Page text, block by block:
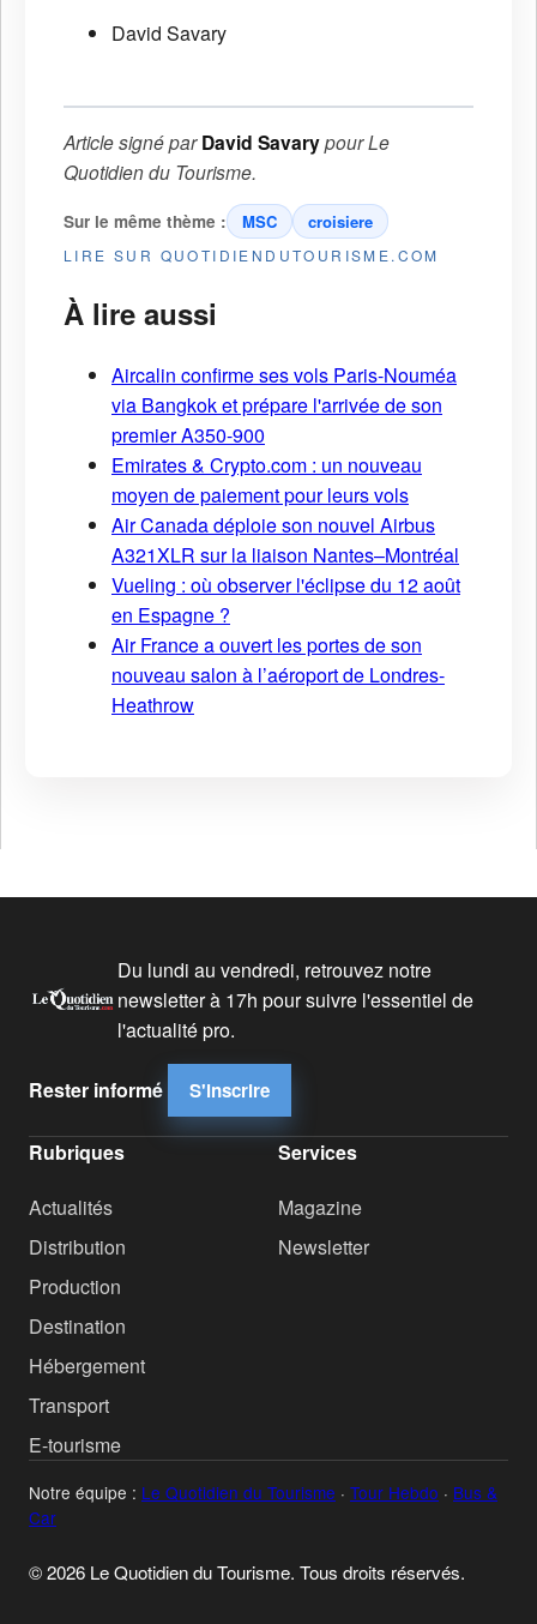
David Savary
Article signé parDavid SavarypourLe
Quotidien du Tourisme.
Sur le même thème : MSC croisiere
LIRE SUR QUOTIDIENDUTOURISME.COM
À lire aussi
Aircalin confirme ses vols Paris-Nouméa
via Bangkok et prépare l'arrivée de son
premier A350-900
Emirates & Crypto.com : un nouveau
moyen de paiement pour leurs vols
Air Canada déploie son nouvel Airbus
A321XLR sur la liaison Nantes–Montréal
Vueling : où observer l'éclipse du 12 août
en Espagne ?
Air France a ouvert les portes de son
nouveau salon à l’aéroport de Londres-
Heathrow
Du lundi au vendredi, retrouvez notre
newsletter à 17h pour suivre l'essentiel de
l'actualité pro.
Rester informé S'inscrire
Rubriques
Actualités
Distribution
Production
Destination
Hébergement
Transport
E-tourisme
Services
Magazine
Newsletter
Notre équipe : Le Quotidien du Tourisme · Tour Hebdo · Bus &
Car
© 2026 Le Quotidien du Tourisme. Tous droits réservés.